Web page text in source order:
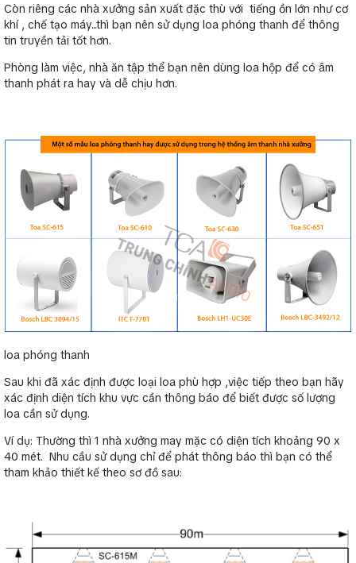
Còn riêng các nhà xưởng sản xuất đặc thù với tiếng ồn lớn như cơ
khí , chế tạo máy...thì bạn nên sử dụng loa phóng thanh để thông
tin truyền tải tốt hơn.
Phòng làm việc, nhà ăn tập thể bạn nên dùng loa hộp để có âm
thanh phát ra hay và dễ chịu hơn.
loa phóng thanh
Sau khi đã xác định được loại loa phù hợp ,việc tiếp theo bạn hãy
xác định diện tích khu vực cần thông báo để biết được số lượng
loa cần sử dụng.
Ví dụ: Thường thì 1 nhà xưởng may mặc có diện tích khoảng 90 x
40 mét. Nhu cầu sử dụng chỉ để phát thông báo thì bạn có thể
tham khảo thiết kế theo sơ đồ sau: